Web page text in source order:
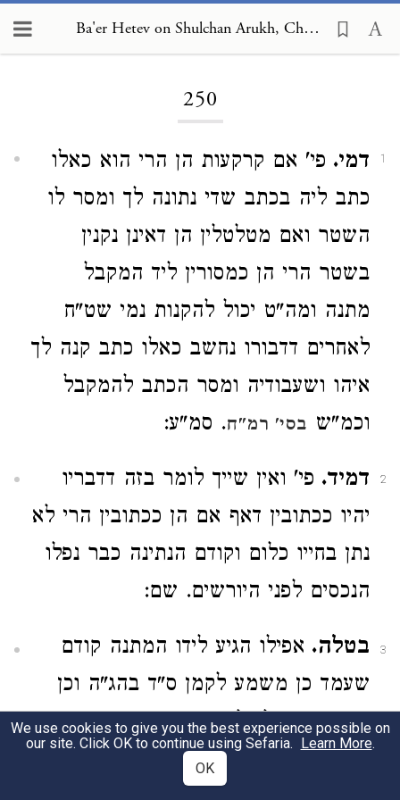
Ba'er Hetev on Shulchan Arukh, Choshen Mishpat 250
250
1 דמי. פי' אם קרקעות הן הרי הוא כאלו
כתב ליה בכתב שדי נתונה לך ומסר לו
השטר ואם מטלטלין הן דאינן נקנין
בשטר הרי הן כמסורין ליד המקבל
מתנה ומה"ט יכול להקנות נמי שט"ח
לאחרים דדבורו נחשב כאלו כתב קנה לך
איהו ושעבודיה ומסר הכתב להמקבל
וכמ"ש בסי' רמ"ח. סמ"ע:
2 דמיד. פי' ואין שייך לומר בזה דדבריו
יהיו ככתובין דאף אם הן ככתובין הרי לא
נתן בחייו כלום וקודם הנתינה כבר נפלו
הנכסים לפני היורשים. שם:
3 בטלה. אפילו הגיע לידו המתנה קודם
שעמד כן משמע לקמן ס"ד בהג"ה וכן
מוכח בט"ו לעיל ס"ס קכ"ה וכן מוכח
וברמב"ם פ"ט מהל' זכייה שהבאתי
We use cookies to give you the best experience possible on
our site. Click OK to continue using Sefaria. Learn More.
OK